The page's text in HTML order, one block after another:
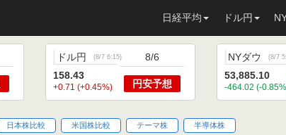
日経平均 ドル円
ドル円 (8/7 6:15)
158.43
+0.71 (+0.45%)
8/6
円安予想
NYダウ (8/7
53,885.10
-464.02 (-
日本株比較 米国株比較 テーマ株 半導体株